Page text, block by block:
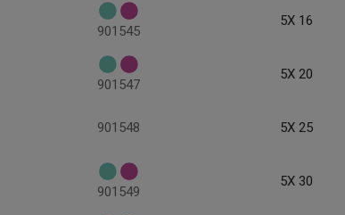
901545
5X 16
901547
5X 20
901548 5X 25
901549
5X 30